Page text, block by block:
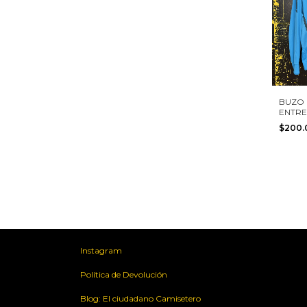
BUZO
BOCA
Instagram
Política de Devolución
Blog: El ciudadano Camisetero